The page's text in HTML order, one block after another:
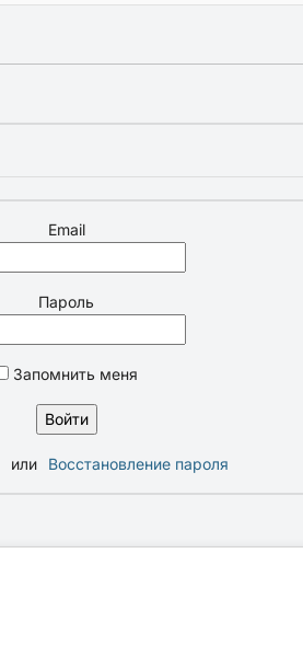
Email
Пароль
Запомнить меня
или Восстановление пароля